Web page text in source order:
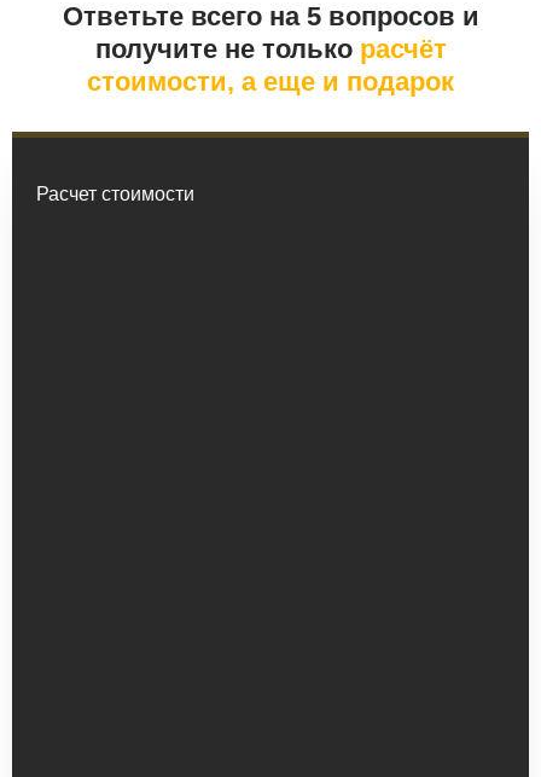
Ответьте всего на 5 вопросов и
получите не толькорасчёт
стоимости, а еще и подарок
Расчет стоимости